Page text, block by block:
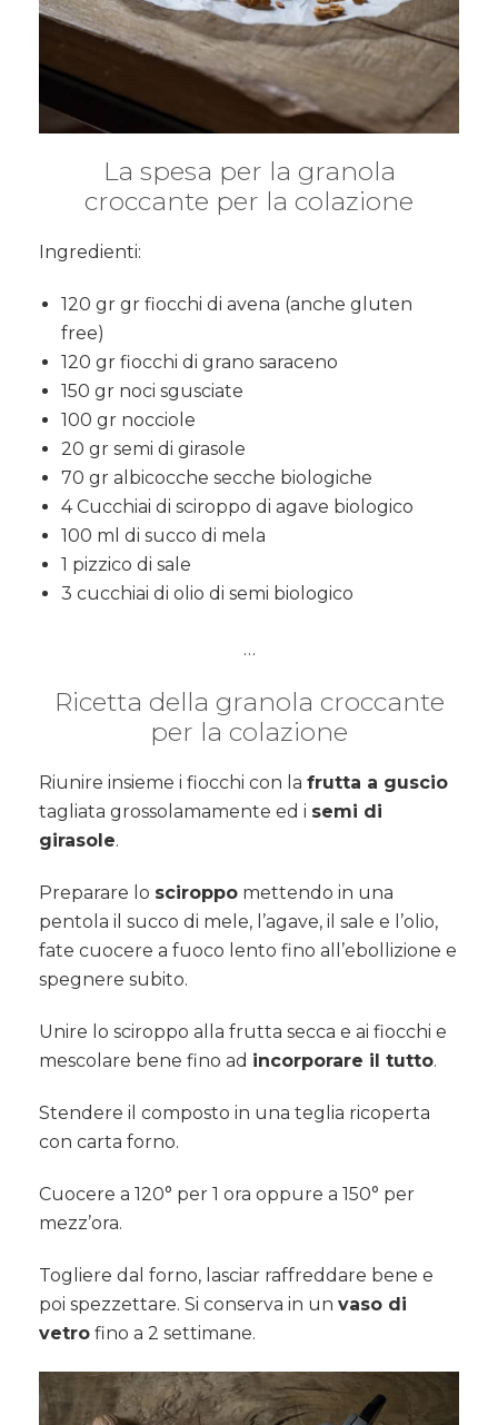
La spesa per la granola
croccante per la colazione
Ingredienti:
120 gr gr fiocchi di avena (anche gluten
free)
120 gr fiocchi di grano saraceno
150 gr noci sgusciate
100 gr nocciole
20 gr semi di girasole
70 gr albicocche secche biologiche
4 Cucchiai di sciroppo di agave biologico
100 ml di succo di mela
1 pizzico di sale
3 cucchiai di olio di semi biologico
…
Ricetta della granola croccante
per la colazione
Riunire insieme i fiocchi con la frutta a guscio
tagliata grossolamamente ed i semi di
girasole.
Preparare lo sciroppo mettendo in una
pentola il succo di mele, l’agave, il sale e l’olio,
fate cuocere a fuoco lento fino all’ebollizione e
spegnere subito.
Unire lo sciroppo alla frutta secca e ai fiocchi e
mescolare bene fino ad incorporare il tutto.
Stendere il composto in una teglia ricoperta
con carta forno.
Cuocere a 120° per 1 ora oppure a 150° per
mezz’ora.
Togliere dal forno, lasciar raffreddare bene e
poi spezzettare. Si conserva in un vaso di
vetro fino a 2 settimane.